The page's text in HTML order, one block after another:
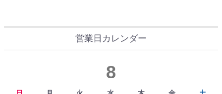
営業日カレンダー
8